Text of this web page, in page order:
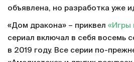
объявлена, но разработка уже
«Дом дракона» – приквел «Игры
сериал включал в себя восемь
в 2019 году. Все серии по-